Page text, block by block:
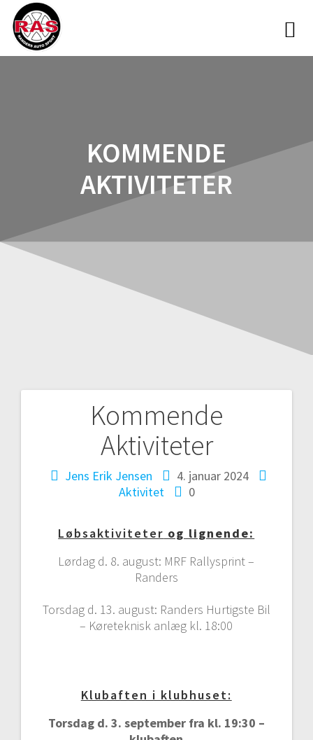
KOMMENDE
AKTIVITETER
Kommende
Aktiviteter
Jens Erik Jensen
4. januar 2024
Aktivitet
0
Løbsaktiviteter og lignende:
Lørdag d. 8. august: MRF Rallysprint –
Randers
Torsdag d. 13. august: Randers Hurtigste Bil
– Køreteknisk anlæg kl. 18:00
Klubaften i klubhuset:
Torsdag d. 3. september fra kl. 19:30 –